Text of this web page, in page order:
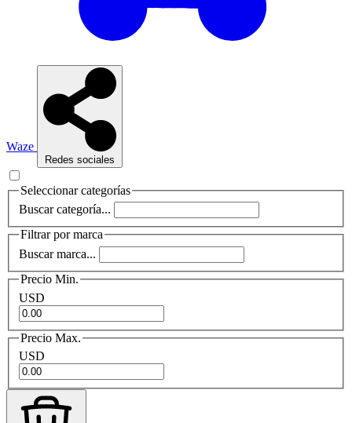
Waze
Redes sociales
Seleccionar categorías
Buscar categoría...
Filtrar por marca
Buscar marca...
Precio Min.
USD
Precio Max.
USD